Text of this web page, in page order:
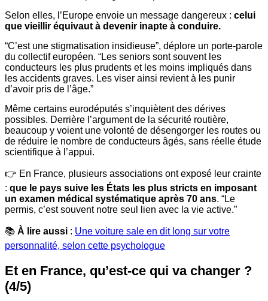
Selon elles, l’Europe envoie un message dangereux : celui
que vieillir équivaut à devenir inapte à conduire.
“C’est une stigmatisation insidieuse”, déplore un porte-parole
du collectif européen. “Les seniors sont souvent les
conducteurs les plus prudents et les moins impliqués dans
les accidents graves. Les viser ainsi revient à les punir
d’avoir pris de l’âge.”
Même certains eurodéputés s’inquiètent des dérives
possibles. Derrière l’argument de la sécurité routière,
beaucoup y voient une volonté de désengorger les routes ou
de réduire le nombre de conducteurs âgés, sans réelle étude
scientifique à l’appui.
👉 En France, plusieurs associations ont exposé leur crainte
: que le pays suive les États les plus stricts en imposant
un examen médical systématique après 70 ans. “Le
permis, c’est souvent notre seul lien avec la vie active.”
📚 À lire aussi : Une voiture sale en dit long sur votre
personnalité, selon cette psychologue
Et en France, qu’est-ce qui va changer ?
(4/5)